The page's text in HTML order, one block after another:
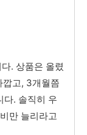
. 상품은 올렸
깝고, 3개월쯤
다. 솔직히 우
만 늘리라고